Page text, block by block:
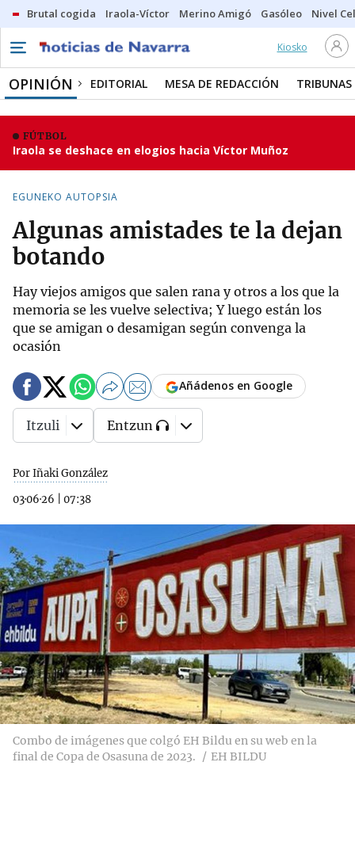
Brutal cogida Iraola-Víctor Merino Amigó Gasóleo Nivel
Kiosko
OPINIÓN EDITORIAL MESA DE REDACCIÓN TRIBUNAS
FÚTBOL
Iraola se deshace en elogios hacia Víctor Muñoz
EGUNEKO AUTOPSIA
Algunas amistades te la dejan
botando
Hay viejos amigos que salen rana y otros a los que la
memoria se les vuelve selectiva; Y luego están los
que se amigan o desamigan según convenga la
ocasión
Por Iñaki González
03·06·26
07:38
Añádenos en Google
Itzuli Entzun
Combo de imágenes que colgó EH Bildu en su web en la
final de Copa de Osasuna de 2023.
EH BILDU